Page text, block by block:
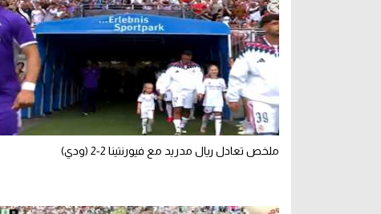
ملخص تعادل ريال مدريد مع فيورنتينا 2-2 (ودي)